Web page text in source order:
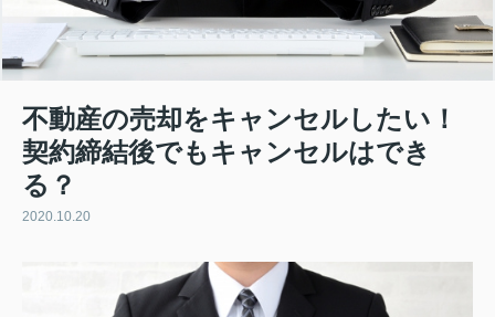
不動産の売却をキャンセルしたい！
契約締結後でもキャンセルはでき
る？
2020.10.20